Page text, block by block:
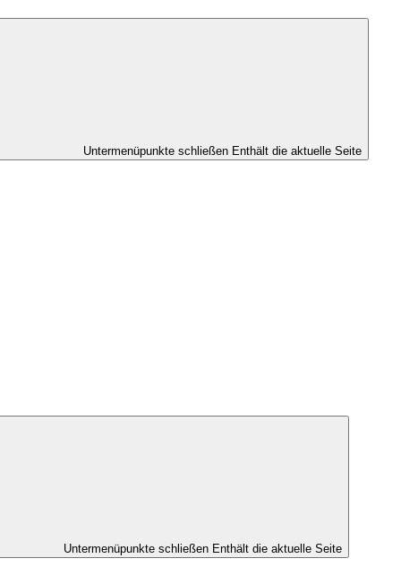
Untermenüpunkte schließen Enthält die aktuelle Seite
Untermenüpunkte schließen Enthält die aktuelle Seite